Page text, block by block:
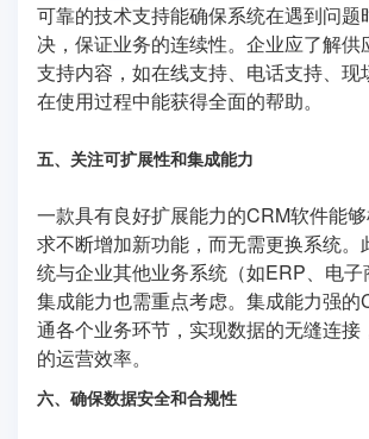
可靠的技术支持能确保系统在遇到问题
决，保证业务的连续性。企业应了解供
支持内容，如在线支持、电话支持、现
在使用过程中能获得全面的帮助。
五、关注可扩展性和集成能力
一款具有良好扩展能力的CRM软件能
求不断增加新功能，而无需更换系统。
统与企业其他业务系统（如ERP、电
集成能力也需重点考虑。集成能力强的
通各个业务环节，实现数据的无缝连接
的运营效率。
六、确保数据安全和合规性